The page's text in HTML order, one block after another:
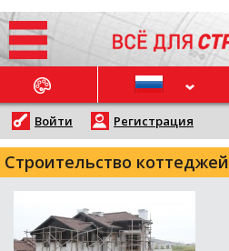
НОВОСТИ
Войти Регистрация
Строительство коттеджей